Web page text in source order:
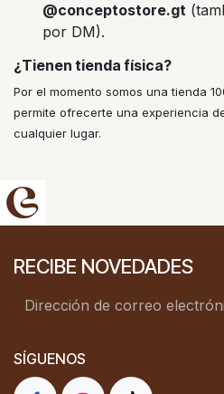
@conceptostore.gt
por DM).
¿Tienen tienda física?
Por el momento somos una tienda
permite ofrecerte una experiencia
cualquier lugar.
RECIBE NOVEDADES
SÍGUENOS